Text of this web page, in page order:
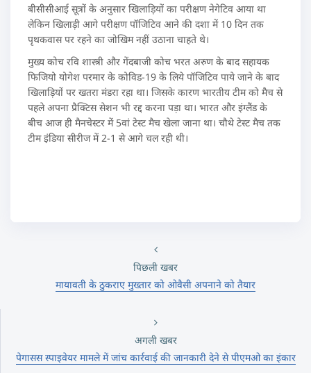
बीसीसीआई सूत्रों के अनुसार खिलाड़ियों का परीक्षण नेगेटिव आया था
लेकिन खिलाड़ी आगे परीक्षण पॉजिटिव आने की दशा में 10 दिन तक
पृथकवास पर रहने का जोखिम नहीं उठाना चाहते थे।
मुख्य कोच रवि शास्त्री और गेंदबाजी कोच भरत अरुण के बाद सहायक
फिजियो योगेश परमार के कोविड-19 के लिये पॉजिटिव पाये जाने के बाद
खिलाड़ियों पर खतरा मंडरा रहा था। जिसके कारण भारतीय टीम को मैच से
पहले अपना प्रैक्टिस सेशन भी रद्द करना पड़ा था। भारत और इंग्लैंड के
बीच आज ही मैनचेस्टर में 5वां टेस्ट मैच खेला जाना था। चौथे टेस्ट मैच तक
टीम इंडिया सीरीज में 2-1 से आगे चल रही थी।
पिछली खबर
मायावती के ठुकराए मुख्तार को ओवैसी अपनाने को तैयार
अगली खबर
पेगासस स्पाइवेयर मामले में जांच कार्रवाई की जानकारी देने से पीएमओ का इंकार